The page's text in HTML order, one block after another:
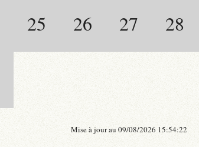
25 26 27 28
Mise à jour au 09/08/2026 15:54:22